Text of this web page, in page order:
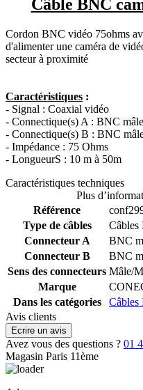
Câble BNC
Cordon BNC vidéo 75ohms
d'alimenter une caméra de
secteur à proximité
Caractéristiques :
- Signal : Coaxial vidéo
- Connectique(s) A : BNC mâle
- Connectique(s) B : BNC
- Impédance : 75 Ohms
- LongueurS : 10 m à 50m
Caractéristiques techniques
Plus
Référence
Type de câbles
Câbles
Connecteur A
BNC
Connecteur B
BNC
Sens des connecteurs Mâle/
Marque
Dans les catégories
Câbles
Avis clients
Ecrire un avis
Avez vous des questions ? 01
Magasin Paris 11ème